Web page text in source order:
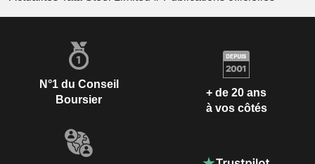
N°1 du Conseil
Boursier
+ de 20 ans
à vos côtés